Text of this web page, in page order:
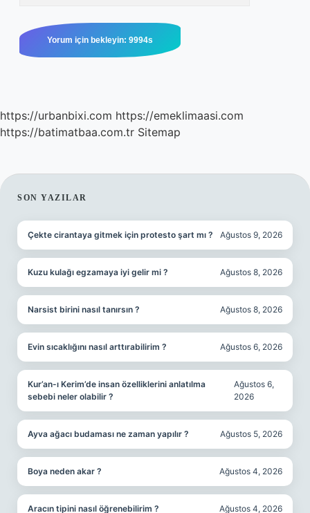
https://urbanbixi.com https://emeklimaasi.com
https://batimatbaa.com.tr Sitemap
SIDEBAR
SON YAZILAR
Çekte cirantaya gitmek için protesto şart mı ? Ağustos 9, 2026
Kuzu kulağı egzamaya iyi gelir mi ? Ağustos 8, 2026
Narsist birini nasıl tanırsın ? Ağustos 8, 2026
Evin sıcaklığını nasıl arttırabilirim ? Ağustos 6, 2026
Kur’an-ı Kerim’de insan özelliklerini anlatılma
sebebi neler olabilir ?
Ağustos 6,
2026
Ayva ağacı budaması ne zaman yapılır ? Ağustos 5, 2026
Boya neden akar ? Ağustos 4, 2026
Aracın tipini nasıl öğrenebilirim ? Ağustos 4, 2026